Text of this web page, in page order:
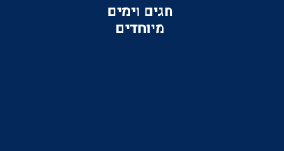
חגים וימים
מיוחדים